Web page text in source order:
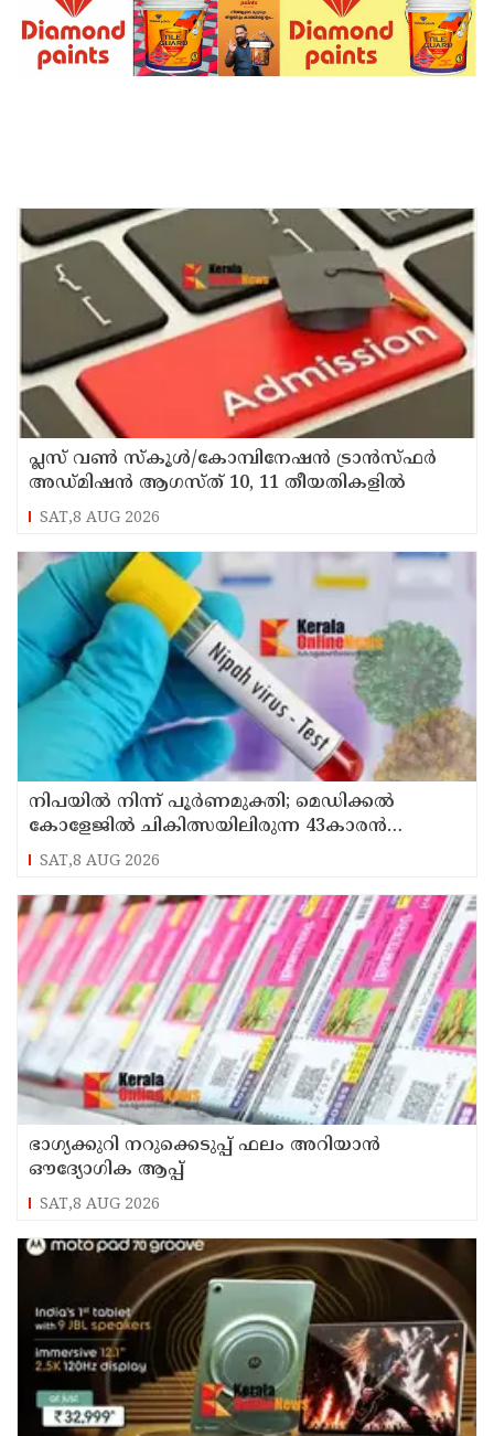
പ്ലസ് വൺ സ്‌കൂൾ/കോമ്പിനേഷൻ ട്രാൻസ്ഫർ
അഡ്മിഷൻ ആഗസ്ത് 10, 11 തീയതികളിൽ
SAT,8 AUG 2026
നിപയിൽ നിന്ന് പൂർണമുക്തി; മെഡിക്കൽ
കോളേജിൽ ചികിത്സയിലിരുന്ന 43കാരൻ
വീട്ടിലേക്ക് മടങ്ങി
SAT,8 AUG 2026
ഭാഗ്യക്കുറി നറുക്കെടുപ്പ് ഫലം അറിയാൻ
ഔദ്യോഗിക ആപ്പ്
SAT,8 AUG 2026